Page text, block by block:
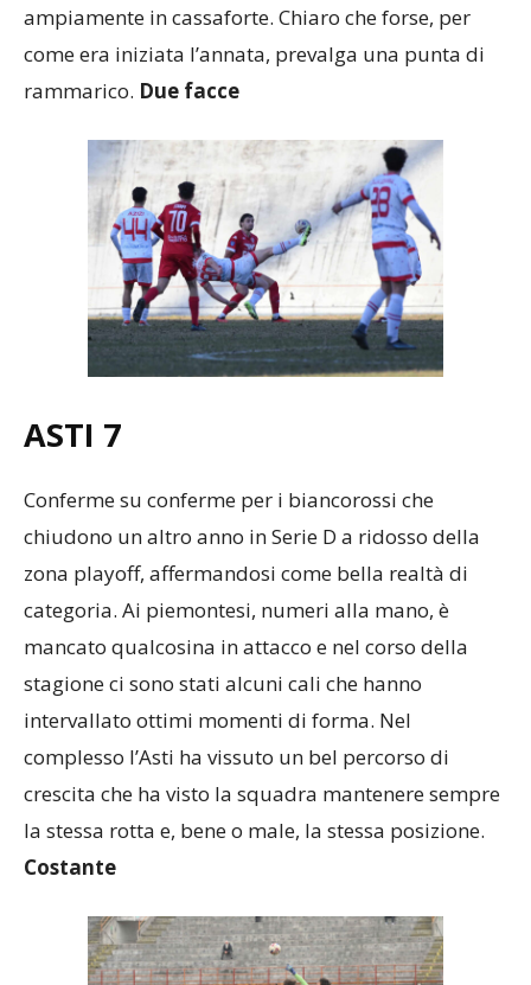
ampiamente in cassaforte. Chiaro che forse, per
come era iniziata l’annata, prevalga una punta di
rammarico. Due facce
ASTI 7
Conferme su conferme per i biancorossi che
chiudono un altro anno in Serie D a ridosso della
zona playoff, affermandosi come bella realtà di
categoria. Ai piemontesi, numeri alla mano, è
mancato qualcosina in attacco e nel corso della
stagione ci sono stati alcuni cali che hanno
intervallato ottimi momenti di forma. Nel
complesso l’Asti ha vissuto un bel percorso di
crescita che ha visto la squadra mantenere sempre
la stessa rotta e, bene o male, la stessa posizione.
Costante